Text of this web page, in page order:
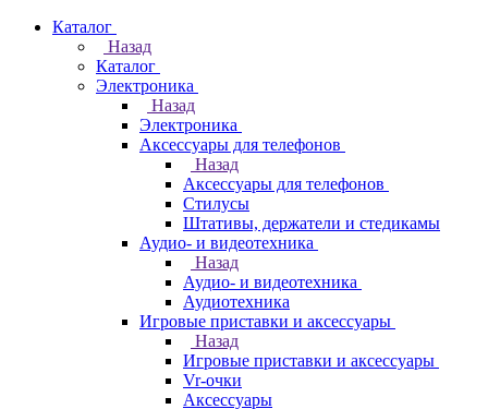
Каталог
Назад
Каталог
Электроника
Назад
Электроника
Аксессуары для телефонов
Назад
Аксессуары для телефонов
Стилусы
Штативы, держатели и стедикамы
Аудио- и видеотехника
Назад
Аудио- и видеотехника
Аудиотехника
Игровые приставки и аксессуары
Назад
Игровые приставки и аксессуары
Vr-очки
Аксессуары